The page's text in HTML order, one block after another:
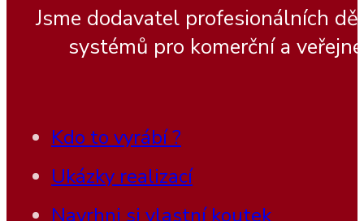
Jsme dodavatel profesionálních
systémů pro komerční a
Kdo to vyrábí ?
Ukázky realizací
Navrhni si vlastní koutek